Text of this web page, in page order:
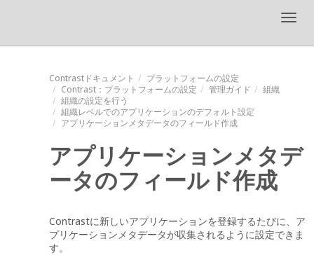
Contrastドキュメント
プラットフォームの設定
Contrast ：プラットフォームの設定 管理ガイド
組織
組織の設定を行う
組織レベルでのアプリケーションのデフォルト設定
アプリケーションメタデータのフィールド作成
アプリケーションメタデ
ータのフィールド作成
Contrastに新しいアプリケーションを登録するたびに、ア
プリケーションメタデータが収集されるように設定できま
す。